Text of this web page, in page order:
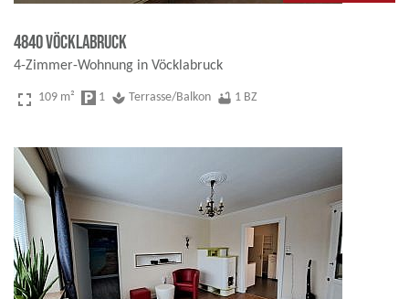
4840 Vöcklabruck
4-Zimmer-Wohnung in Vöcklabruck
fullscreen 109 m² local_parking 1 spa Terrasse/Balkon bathtub 1 BZ